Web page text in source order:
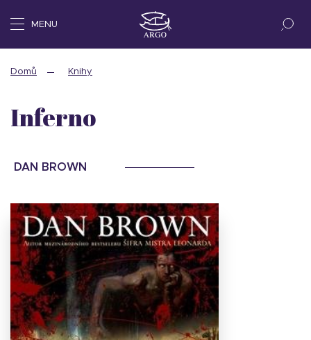
MENU
Domů Knihy
Inferno
DAN BROWN